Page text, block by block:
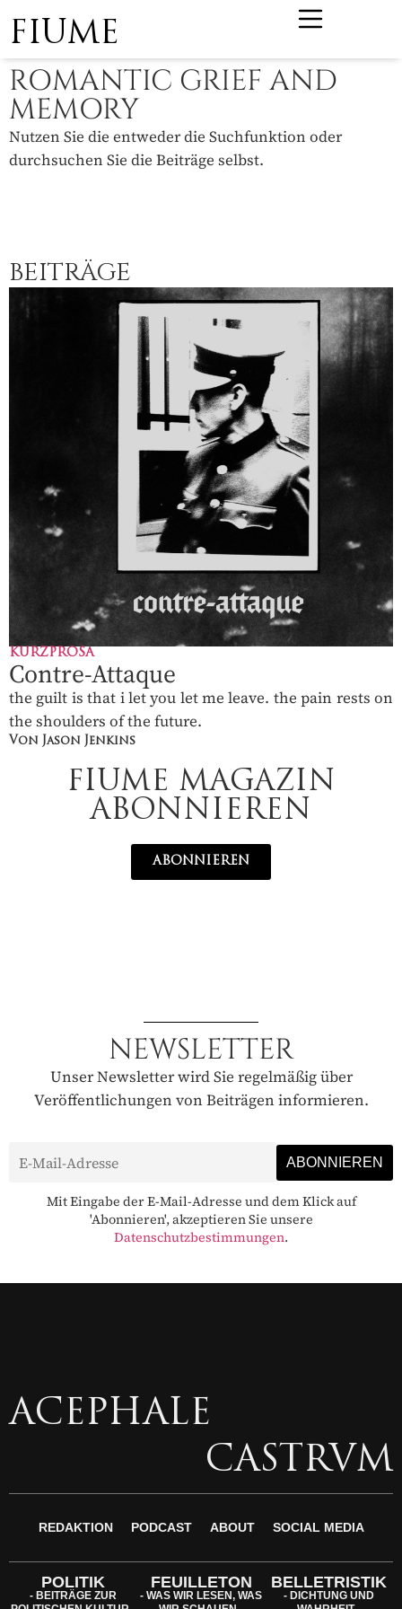
FIUME
ROMANTIC GRIEF AND
MEMORY
Nutzen Sie die entweder die Suchfunktion oder
durchsuchen Sie die Beiträge selbst.
BEITRÄGE
KURZPROSA
Contre-Attaque
the guilt is that i let you let me leave. the pain rests on
the shoulders of the future.
Von Jason Jenkins
FIUME MAGAZIN
ABONNIEREN
ABONNIEREN
NEWSLETTER
Unser Newsletter wird Sie regelmäßig über
Veröffentlichungen von Beiträgen informieren.
Mit Eingabe der E-Mail-Adresse und dem Klick auf
'Abonnieren', akzeptieren Sie unsere
Datenschutzbestimmungen.
ACEPHALE
CASTRVM
REDAKTION PODCAST ABOUT SOCIAL MEDIA
POLITIK
- BEITRÄGE ZUR
FEUILLETON
- WAS WIR LESEN, WAS
BELLETRISTIK
- DICHTUNG UND